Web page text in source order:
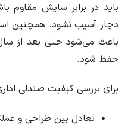
باید در برابر سایش مقاوم
دچار آسیب نشود. همچنین
باعث می‌شود حتی بعد از
حفظ شود.
برای بررسی کیفیت صندلی
تعادل بین طراحی و